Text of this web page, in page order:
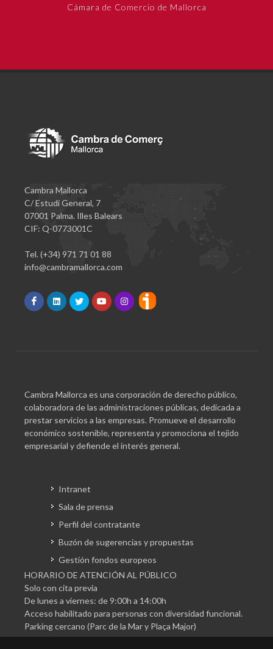
Cámara de Comercio de Mallorca
Cambra Mallorca
C/ Estudi General, 7
07001 Palma. Illes Balears
CIF: Q-0773001C
Tel. (+34) 971 71 01 88
info@cambramallorca.com
Cambra Mallorca es una corporación de derecho público,
colaboradora de las administraciones públicas, dedicada a
prestar servicios a las empresas. Promueve el desarrollo
económico sostenible, representa y promociona el tejido
empresarial y defiende el interés general.
Intranet
Sala de prensa
Perfil del contratante
Buzón de sugerencias y propuestas
Gestión fondos europeos
HORARIO DE ATENCIÓN AL PÚBLICO
Solo con cita previa
De lunes a viernes: de 9:00h a 14:00h
Acceso habilitado para personas con diversidad funcional.
Parking cercano (Parc de la Mar y Plaça Major)